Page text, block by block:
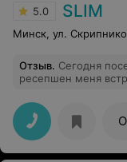
5.0 SLIM
Минск, ул.
Отзыв. Сегодня
ресепшен меня
вниманием.
профессионально
важных советов.
почувствовала
теле. В целом, атмосфера в центре доброжелательная